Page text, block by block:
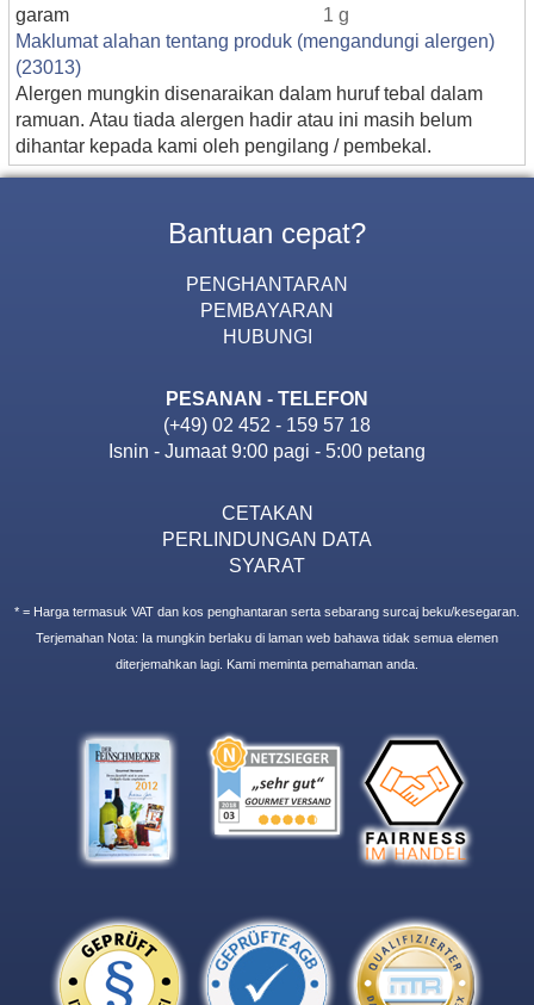
garam
1 g
Maklumat alahan tentang produk (mengandungi alergen)
(23013)
Alergen mungkin disenaraikan dalam huruf tebal dalam
ramuan. Atau tiada alergen hadir atau ini masih belum
dihantar kepada kami oleh pengilang / pembekal.
Bantuan cepat?
PENGHANTARAN
PEMBAYARAN
HUBUNGI
PESANAN - TELEFON
(+49) 02 452 - 159 57 18
Isnin - Jumaat 9:00 pagi - 5:00 petang
CETAKAN
PERLINDUNGAN DATA
SYARAT
* = Harga termasuk VAT dan kos penghantaran serta sebarang surcaj beku/kesegaran.
Terjemahan Nota: Ia mungkin berlaku di laman web bahawa tidak semua elemen
diterjemahkan lagi. Kami meminta pemahaman anda.